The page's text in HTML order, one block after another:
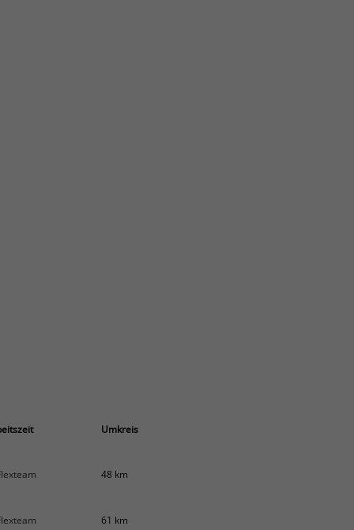
Umkreis
48 km
61 km